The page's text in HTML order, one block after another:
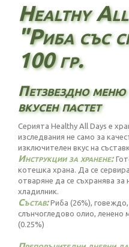
Healthy All
"Риба със
100 гр.
Петзвездно меню
вкусен пастет
Серията Healthy All Days е
изследвания не само за
изключителен вкус на
Инструкции за хранене:
котешка храна. Да се
отваряне да се съхранява за
хладилник.
Състав:Риба (26%),
слънчогледово олио, ленено
(0.25%)